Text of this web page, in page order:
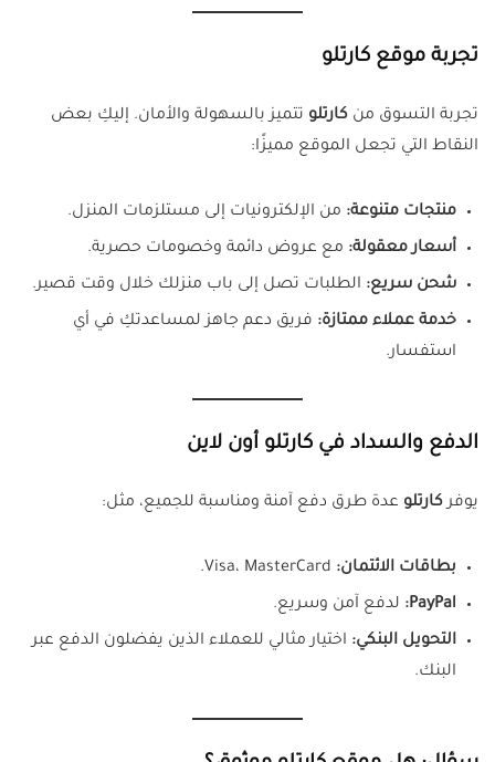
تجربة موقع كارتلو
تجربة التسوق من كارتلو تتميز بالسهولة والأمان. إليكِ بعض
النقاط التي تجعل الموقع مميزًا:
منتجات متنوعة: من الإلكترونيات إلى مستلزمات المنزل.
أسعار معقولة: مع عروض دائمة وخصومات حصرية.
شحن سريع: الطلبات تصل إلى باب منزلك خلال وقت قصير.
خدمة عملاء ممتازة: فريق دعم جاهز لمساعدتكِ في أي
استفسار.
الدفع والسداد في كارتلو أون لاين
يوفركارتلو عدة طرق دفع آمنة ومناسبة للجميع، مثل:
بطاقات الائتمان: Visa، MasterCard.
PayPal: لدفع آمن وسريع.
التحويل البنكي: اختيار مثالي للعملاء الذين يفضلون الدفع عبر
البنك.